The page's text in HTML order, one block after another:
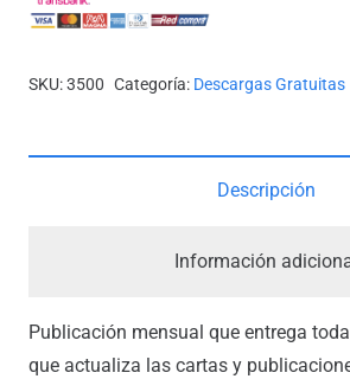
SKU:3500 Categoría: Descargas Gratuitas
Descripción
Información
Publicación mensual que entrega
que actualiza las cartas y